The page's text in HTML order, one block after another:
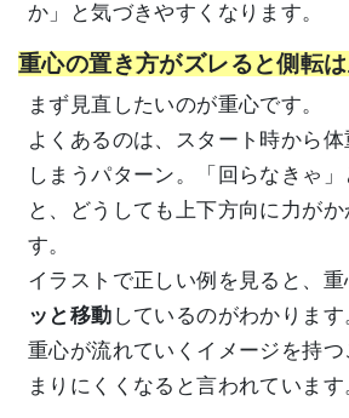
か」と気づきやすくなります。
重心の置き方がズレると側転
まず見直したいのが重心です。
よくあるのは、スタート時から
しまうパターン。「回らなきゃ
と、どうしても上下方向に力が
す。
イラストで正しい例を見ると、重
ッと移動 しているのがわかりま
重心が流れていくイメージを持
まりにくくなると言われています